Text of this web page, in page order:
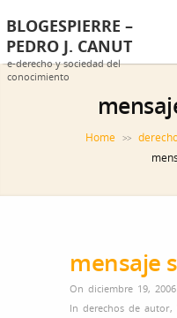
BLOGESPIERRE –
PEDRO J. CANUT
e-derecho y sociedad del
conocimiento
Home >>
mensaje
On diciembre 19, 2006
In derechos de autor,